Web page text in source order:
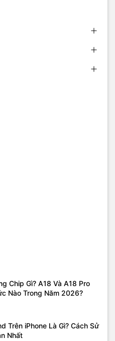
Chip Gì? A18 Và A18 Pro
Nào Trong Năm 2026?
Trên iPhone Là Gì? Cách Sử
Nhất